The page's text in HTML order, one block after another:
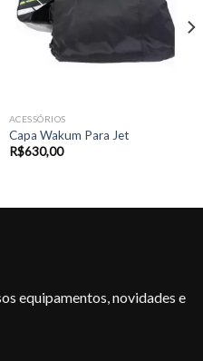
ACESSÓRIOS
Capa Wakum Para Jet
R$630,00
equipamentos, novidades e